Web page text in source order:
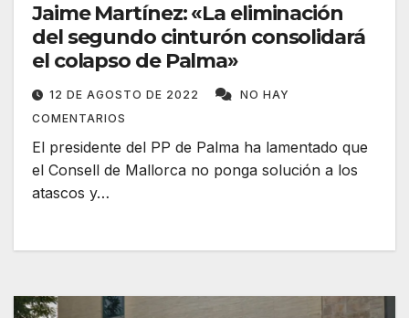
Jaime Martínez: «La eliminación
del segundo cinturón consolidará
el colapso de Palma»
12 DE AGOSTO DE 2022
NO HAY
COMENTARIOS
El presidente del PP de Palma ha lamentado que
el Consell de Mallorca no ponga solución a los
atascos y…